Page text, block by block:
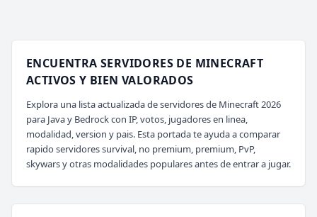
ENCUENTRA SERVIDORES DE MINECRAFT
ACTIVOS Y BIEN VALORADOS
Explora una lista actualizada de servidores de Minecraft 2026
para Java y Bedrock con IP, votos, jugadores en linea,
modalidad, version y pais. Esta portada te ayuda a comparar
rapido servidores survival, no premium, premium, PvP,
skywars y otras modalidades populares antes de entrar a jugar.